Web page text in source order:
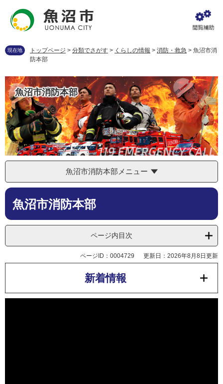
先
す
を
し
文
へ
現在地 トップページ > 分類でさがす > くらしの情報 > 消防・救急 > 魚沼市消
防本部
魚沼市消防本部
魚沼市消防本部メニュー
本
魚沼市消防本部
ページ内目次
ページID：0004729 更新日：2026年8月8日更新
新着情報